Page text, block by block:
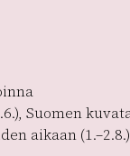
Suomen
aikaan